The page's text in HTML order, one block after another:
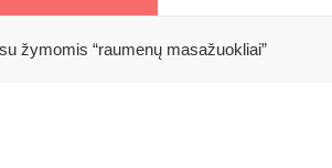
žymomis “raumenų masažuokliai”